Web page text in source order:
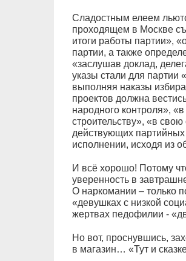
Сладостным елеем
проходящем в Москве
итоги работы партии»,
партии, а также
«заслушав доклад,
указы стали для партии
выполняя наказы
проектов должна
народного контроля»,
строительству», «в
действующих
исполнении, исходя из
И всё хорошо! Потому
уверенность в
О наркомании – только
«девушках с низкой
жертвах педофилии -
Но вот, проснувшись,
в магазин… «Тут и